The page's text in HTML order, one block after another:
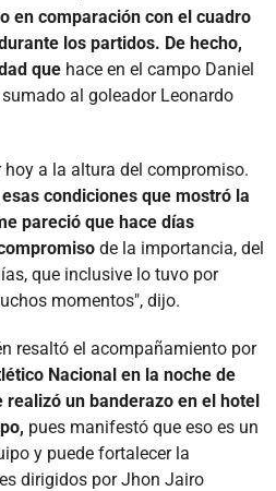
en comparación con el cuadro
los partidos. De hecho,
que hace en el campo Daniel
al goleador Leonardo
a la altura del compromiso.
condiciones que mostró la
pareció que hace días
de la importancia, del
que inclusive lo tuvo por
momentos", dijo.
resaltó el acompañamiento por
Nacional en la noche de
un banderazo en el hotel
pues manifestó que eso es un
y puede fortalecer la
dirigidos por Jhon Jairo